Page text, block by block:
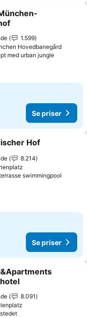
1.599
Hovedbanegård
med urban jungle
Se priser
Hof
8.214
swimmingpool
Se priser
8.091